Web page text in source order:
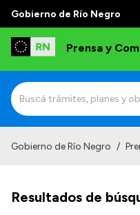
Gobierno de Río Negro
Prensa y
Autoridades
Gobierno de Río Negro /
Resultados de